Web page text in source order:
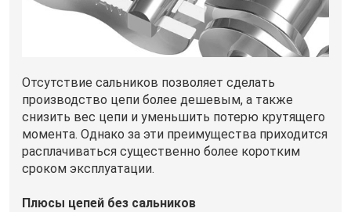
Отсутствие сальников позволяет сделать
производство цепи более дешевым, а также
снизить вес цепи и уменьшить потерю крутящего
момента. Однако за эти преимущества приходится
расплачиваться существенно более коротким
сроком эксплуатации.
Плюсы цепей без сальников